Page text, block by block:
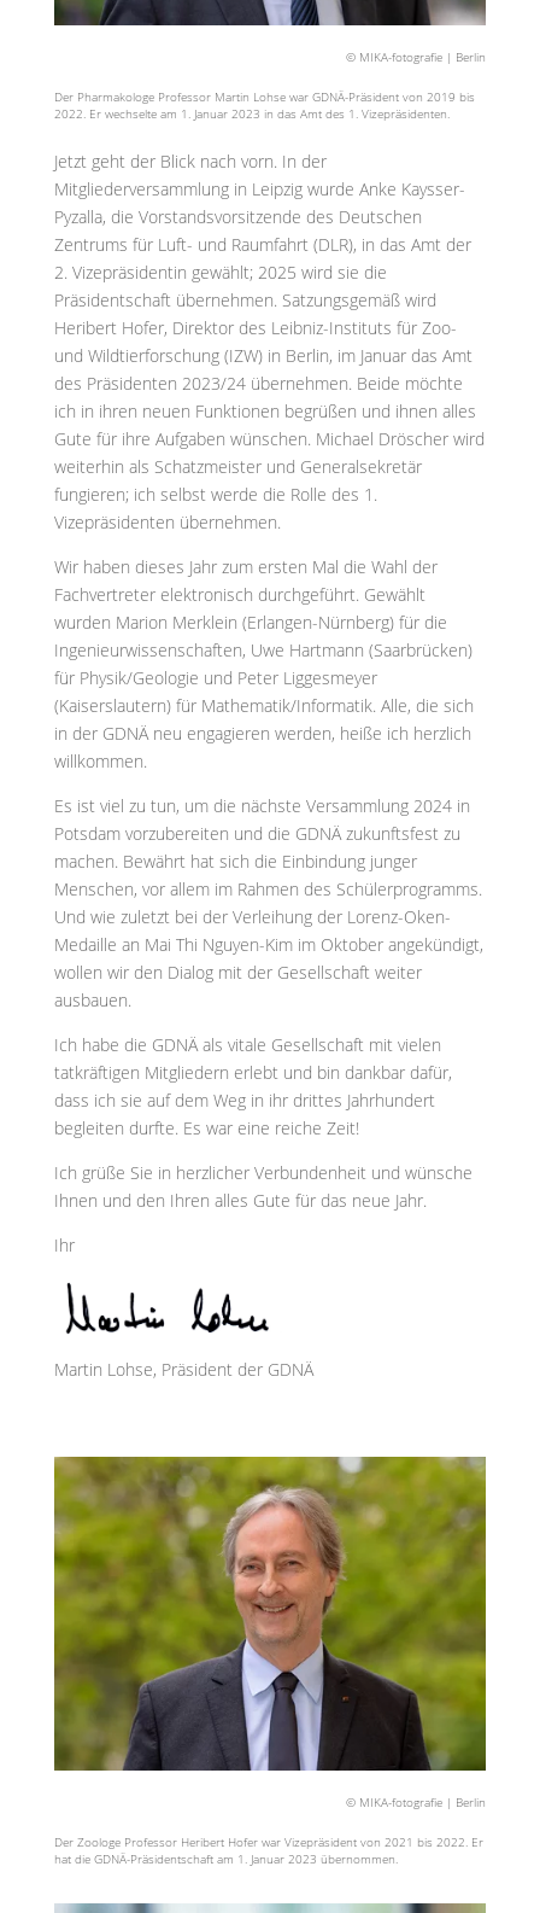
© MIKA-fotografie | Berlin
Der Pharmakologe Professor Martin Lohse war GDNÄ-Präsident von 2019 bis
2022. Er wechselte am 1. Januar 2023 in das Amt des 1. Vizepräsidenten.
Jetzt geht der Blick nach vorn. In der
Mitgliederversammlung in Leipzig wurde Anke Kaysser-
Pyzalla, die Vorstandsvorsitzende des Deutschen
Zentrums für Luft- und Raumfahrt (DLR), in das Amt der
2. Vizepräsidentin gewählt; 2025 wird sie die
Präsidentschaft übernehmen. Satzungsgemäß wird
Heribert Hofer, Direktor des Leibniz-Instituts für Zoo-
und Wildtierforschung (IZW) in Berlin, im Januar das Amt
des Präsidenten 2023/24 übernehmen. Beide möchte
ich in ihren neuen Funktionen begrüßen und ihnen alles
Gute für ihre Aufgaben wünschen. Michael Dröscher wird
weiterhin als Schatzmeister und Generalsekretär
fungieren; ich selbst werde die Rolle des 1.
Vizepräsidenten übernehmen.
Wir haben dieses Jahr zum ersten Mal die Wahl der
Fachvertreter elektronisch durchgeführt. Gewählt
wurden Marion Merklein (Erlangen-Nürnberg) für die
Ingenieurwissenschaften, Uwe Hartmann (Saarbrücken)
für Physik/Geologie und Peter Liggesmeyer
(Kaiserslautern) für Mathematik/Informatik. Alle, die sich
in der GDNÄ neu engagieren werden, heiße ich herzlich
willkommen.
Es ist viel zu tun, um die nächste Versammlung 2024 in
Potsdam vorzubereiten und die GDNÄ zukunftsfest zu
machen. Bewährt hat sich die Einbindung junger
Menschen, vor allem im Rahmen des Schülerprogramms.
Und wie zuletzt bei der Verleihung der Lorenz-Oken-
Medaille an Mai Thi Nguyen-Kim im Oktober angekündigt,
wollen wir den Dialog mit der Gesellschaft weiter
ausbauen.
Ich habe die GDNÄ als vitale Gesellschaft mit vielen
tatkräftigen Mitgliedern erlebt und bin dankbar dafür,
dass ich sie auf dem Weg in ihr drittes Jahrhundert
begleiten durfte. Es war eine reiche Zeit!
Ich grüße Sie in herzlicher Verbundenheit und wünsche
Ihnen und den Ihren alles Gute für das neue Jahr.
Ihr
Martin Lohse, Präsident der GDNÄ
© MIKA-fotografie | Berlin
Der Zoologe Professor Heribert Hofer war Vizepräsident von 2021 bis 2022. Er
hat die GDNÄ-Präsidentschaft am 1. Januar 2023 übernommen.